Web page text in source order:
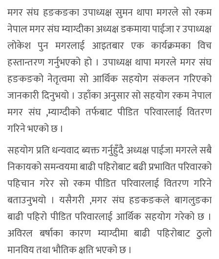
मगर संघ हङकङका उपाध्यक्ष सुमन थापा मगरले सो रकम
नेपाल मगर संघ म्याग्दीका अध्यक्ष डकमाया पाईजा र उपाध्यक्ष
लोकेश पुन मगरलाई आइतबार एक कार्यक्रमका विच
हस्तान्तरण गर्नुभएको हो । उपाध्यक्ष थापा मगरले मगर संघ
हङकङको नेतृत्वमा सो आर्थिक सहयोग संकलन गरिएको
जानकारी दिनुभयो । उहाँका अनुसार सो सहयोग रकम नेपाल
मगर संघ ,म्याग्दीको तर्फबाट पीडित परिवारलाई वितरण
गरिने भएको छ ।
सहयोग प्रति धन्यवाद ब्यक्त गर्नुहुँदै अध्यक्ष पाईजा मगरले सबै
निकायको समन्वयमा बाढी पहिरोबाट बढी प्रभावित परिवारको
पहिचान गरेर सो रकम पीडित परिवारलाई वितरण गरिने
बताउनुभयो । यसैगरी ,मगर संघ हङकङकले बागलुङका
बाढी पहिरो पीडित परिवारलाई आर्थिक सहयोग गरेको छ ।
अविरल बर्षाका कारण म्याग्दीमा बाढी पहिरोबाट ठुलो
मानविय तथा भौतिक क्षति भएको छ ।